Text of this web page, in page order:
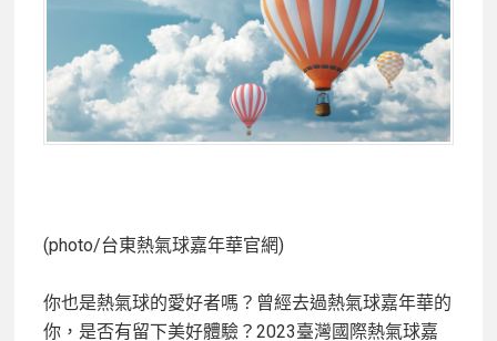
(photo/台東熱氣球嘉年華官網)
你也是熱氣球的愛好者嗎？曾經去過熱氣球嘉年華的
你，是否有留下美好體驗？2023臺灣國際熱氣球嘉